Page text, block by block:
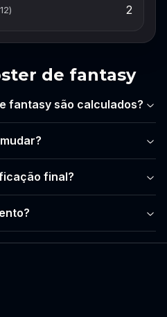
12) 2
de fantasy
fantasy são calculados?
final?